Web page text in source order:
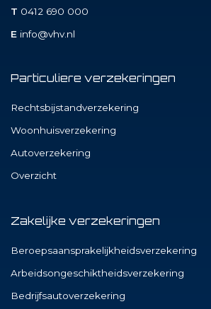
T 0412 690 000
E info@vhv.nl
Particuliere verzekeringen
Rechtsbijstandverzekering
Woonhuisverzekering
Autoverzekering
Overzicht
Zakelijke verzekeringen
Beroepsaansprakelijkheidsverzekering
Arbeidsongeschiktheidsverzekering
Bedrijfsautoverzekering